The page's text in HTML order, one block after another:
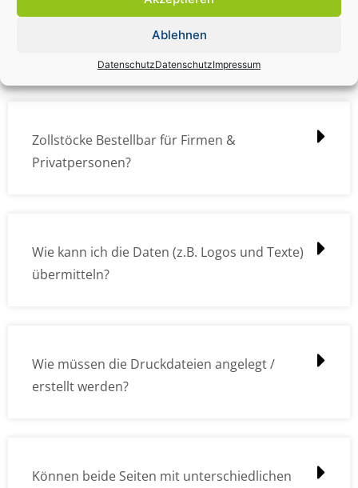
Ablehnen
DatenschutzDatenschutzImpressum
Zollstock Druckdatencheck / Profidatencheck
Zollstöcke Bestellbar für Firmen &
Privatpersonen?
Wie kann ich die Daten (z.B. Logos und Texte)
übermitteln?
Wie müssen die Druckdateien angelegt /
erstellt werden?
Können beide Seiten mit unterschiedlichen